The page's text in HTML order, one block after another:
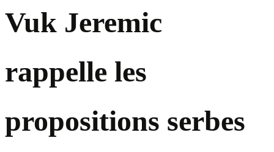
Vuk Jeremic
rappelle les
propositions serbes